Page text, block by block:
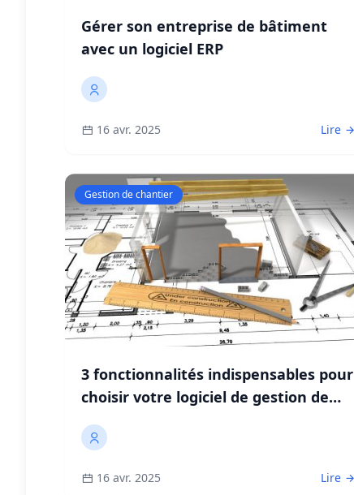
Gérer son entreprise de bâtiment
avec un logiciel ERP
16 avr. 2025 Lire
Gestion de chantier
3 fonctionnalités indispensables pour
choisir votre logiciel de gestion de
chantier
16 avr. 2025 Lire